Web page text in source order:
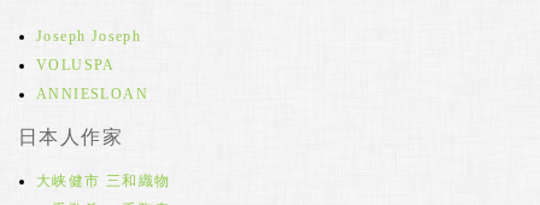
Joseph Joseph
VOLUSPA
ANNIESLOAN
日本人作家
大峡健市 三和織物